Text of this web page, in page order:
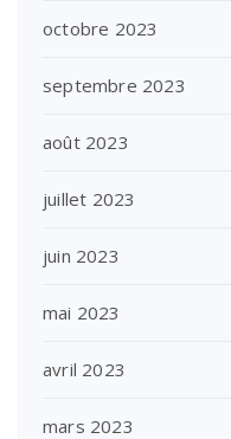
octobre 2023
septembre 2023
août 2023
juillet 2023
juin 2023
mai 2023
avril 2023
mars 2023